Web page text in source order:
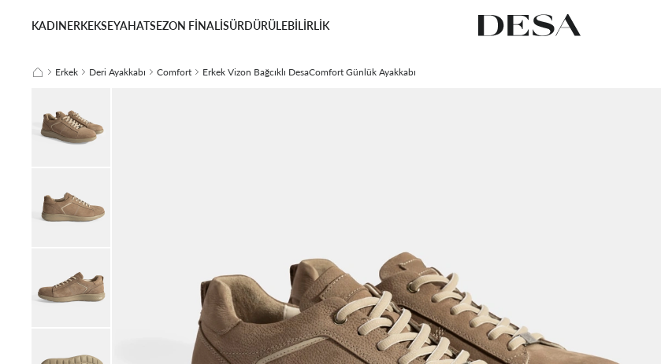
KADINERKEKSEYAHATSEZON FİNALİSÜRDÜRÜLEBİLİRLİK
Erkek Deri Ayakkabı Comfort Erkek Vizon Bağcıklı DesaComfort Günlük Ayakkabı